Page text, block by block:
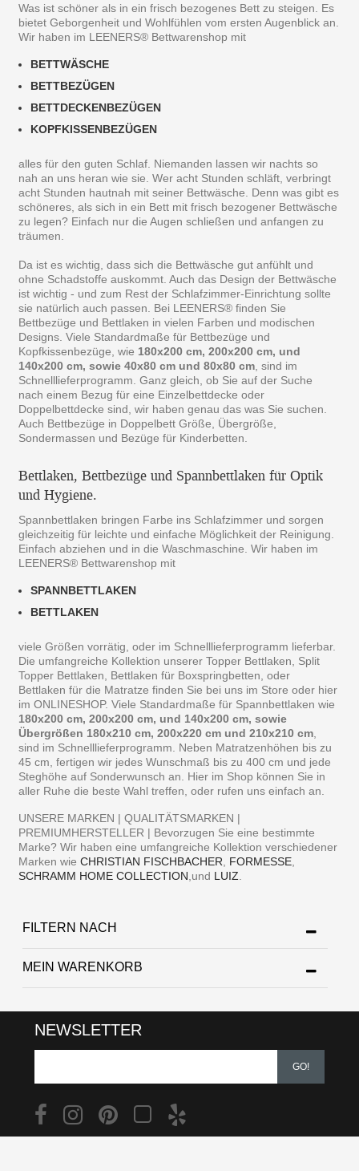
Was ist schöner als in ein frisch bezogenes Bett zu steigen. Es
bietet Geborgenheit und Wohlfühlen vom ersten Augenblick an.
Wir haben im LEENERS® Bettwarenshop mit
BETTWÄSCHE
BETTBEZÜGEN
BETTDECKENBEZÜGEN
KOPFKISSENBEZÜGEN
alles für den guten Schlaf. Niemanden lassen wir nachts so
nah an uns heran wie sie. Wer acht Stunden schläft, verbringt
acht Stunden hautnah mit seiner Bettwäsche. Denn was gibt es
schöneres, als sich in ein Bett mit frisch bezogener Bettwäsche
zu legen? Einfach nur die Augen schließen und anfangen zu
träumen.
Da ist es wichtig, dass sich die Bettwäsche gut anfühlt und
ohne Schadstoffe auskommt. Auch das Design der Bettwäsche
ist wichtig - und zum Rest der Schlafzimmer-Einrichtung sollte
sie natürlich auch passen. Bei LEENERS® finden Sie
Bettbezüge und Bettlaken in vielen Farben und modischen
Designs. Viele Standardmaße für Bettbezüge und
Kopfkissenbezüge, wie 180x200 cm, 200x200 cm, und
140x200 cm, sowie 40x80 cm und 80x80 cm , sind im
Schnelllieferprogramm. Ganz gleich, ob Sie auf der Suche
nach einem Bezug für eine Einzelbettdecke oder
Doppelbettdecke sind, wir haben genau das was Sie suchen.
Auch Bettbezüge in Doppelbett Größe, Übergröße,
Sondermassen und Bezüge für Kinderbetten.
Bettlaken, Bettbezüge und Spannbettlaken für Optik
und Hygiene.
Spannbettlaken bringen Farbe ins Schlafzimmer und sorgen
gleichzeitig für leichte und einfache Möglichkeit der Reinigung.
Einfach abziehen und in die Waschmaschine. Wir haben im
LEENERS® Bettwarenshop mit
SPANNBETTLAKEN
BETTLAKEN
viele Größen vorrätig, oder im Schnelllieferprogramm lieferbar.
Die umfangreiche Kollektion unserer Topper Bettlaken, Split
Topper Bettlaken, Bettlaken für Boxspringbetten, oder
Bettlaken für die Matratze finden Sie bei uns im Store oder hier
im ONLINESHOP. Viele Standardmaße für Spannbettlaken wie
180x200 cm, 200x200 cm, und 140x200 cm, sowie
Übergrößen 180x210 cm, 200x220 cm und 210x210 cm
sind im Schnelllieferprogramm. Neben Matratzenhöhen bis zu
45 cm, fertigen wir jedes Wunschmaß bis zu 400 cm und jede
Steghöhe auf Sonderwunsch an. Hier im Shop können Sie in
aller Ruhe die beste Wahl treffen, oder rufen uns einfach an.
UNSERE MARKEN | QUALITÄTSMARKEN |
PREMIUMHERSTELLER | Bevorzugen Sie eine bestimmte
Marke? Wir haben eine umfangreiche Kollektion verschiedener
Marken wieCHRISTIAN FISCHBACHER FORMESSE
SCHRAMM HOME COLLECTION ,und LUIZ
FILTERN NACH
MEIN WARENKORB
NEWSLETTER
GO!